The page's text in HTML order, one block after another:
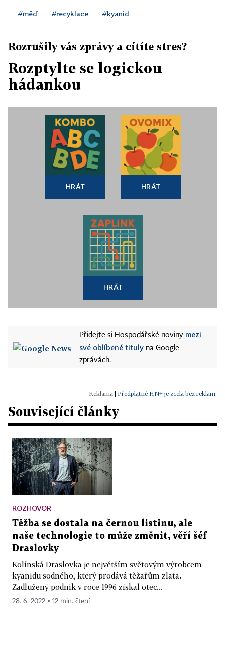
#měď #recyklace #kyanid
Rozrušily vás zprávy a cítíte stres?
Rozptylte se logickou
hádankou
HRÁT HRÁT
HRÁT
Přidejte si Hospodářské noviny mezi
své oblíbené tituly na Google
zprávách.
Předplatné HN+ je zcela bez reklam.
Související články
ROZHOVOR
Těžba se dostala na černou listinu, ale
naše technologie to může změnit, věří šéf
Draslovky
Kolínská Draslovka je největším světovým výrobcem
kyanidu sodného, který prodává těžařům zlata.
Zadlužený podnik v roce 1996 získal otec...
28. 6. 2022 ▪ 12 min. čtení